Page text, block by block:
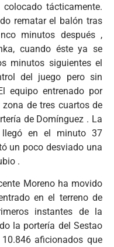
tácticamente.
rematar el balón tras
minutos después ,
cuando éste ya se
minutos siguientes el
del juego pero sin
equipo entrenado por
de tres cuartos de
de Domínguez . La
en el minuto 37
un poco desviado una
.
Moreno ha movido
en el terreno de
instantes de la
la portería del Sestao
aficionados que